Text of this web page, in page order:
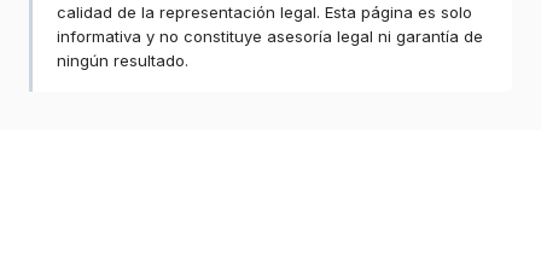
calidad de la representación legal. Esta página es solo
informativa y no constituye asesoría legal ni garantía de
ningún resultado.